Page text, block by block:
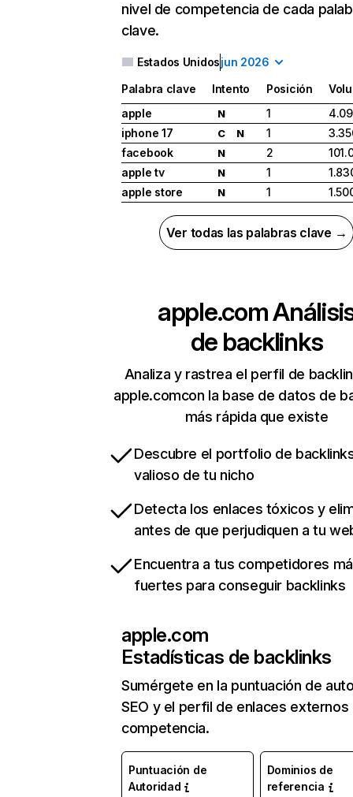
nivel de competencia de cada
clave.
Estados Unidosjun 2026
Palabra clave Intento Posición
apple
N 1
iphone 17
C N 1
facebook
N 2
apple tv
N 1
apple store
N 1
Ver todas las palabras clave →
apple.com
de backlinks
Analiza y rastrea el perfil de
apple.comcon la base de datos de
más rápida que existe
Descubre el portfolio de
valioso de tu nicho
Detecta los enlaces tóxicos y
antes de que perjudiquen a tu
Encuentra a tus competidores
fuertes para conseguir backlinks
apple.com
Estadísticas de backlinks
Sumérgete en la puntuación de
SEO y el perfil de enlaces externos
competencia.
Puntuación de
Autoridad
Dominios de
referencia